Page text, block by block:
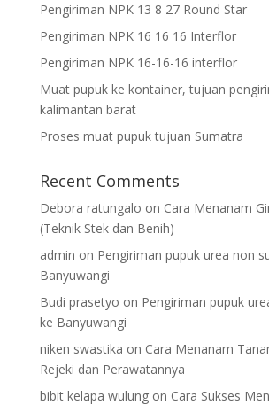
Pengiriman NPK 13 8 27 Round Star
Pengiriman NPK 16 16 16 Interflor
Pengiriman NPK 16-16-16 interflor
Muat pupuk ke kontainer, tujuan
kalimantan barat
Proses muat pupuk tujuan Sumatra
Recent Comments
Debora ratungalo on Cara Menanam
(Teknik Stek dan Benih)
admin on Pengiriman pupuk urea non
Banyuwangi
Budi prasetyo on Pengiriman pupuk
ke Banyuwangi
niken swastika on Cara Menanam
Rejeki dan Perawatannya
bibit kelapa wulungon Cara Sukses